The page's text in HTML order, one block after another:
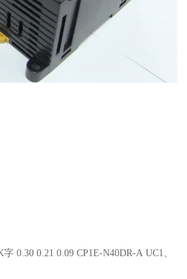
0.30 0.21 0.09 CP1E-N40DR-A UC1、